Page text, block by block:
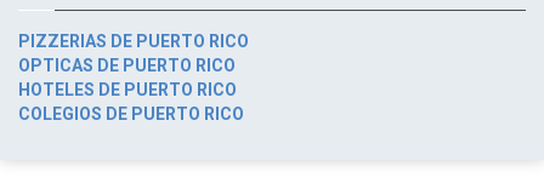
PIZZERIAS DE PUERTO RICO
OPTICAS DE PUERTO RICO
HOTELES DE PUERTO RICO
COLEGIOS DE PUERTO RICO